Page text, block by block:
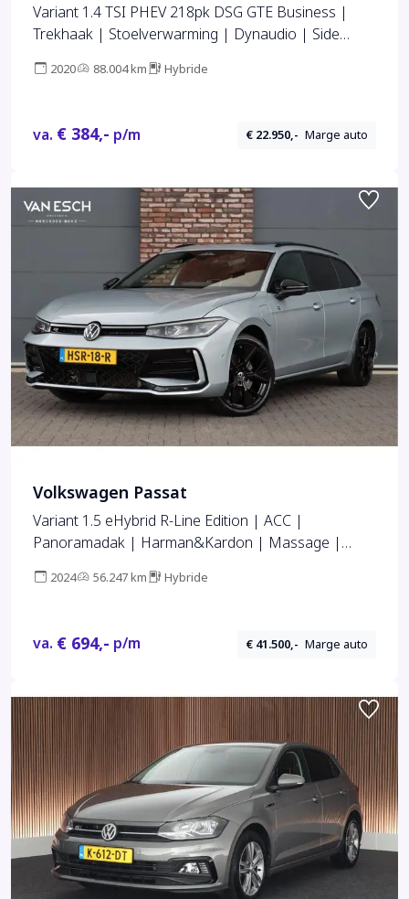
Variant 1.4 TSI PHEV 218pk DSG GTE Business |
Trekhaak | Stoelverwarming | Dynaudio | Side
2020 88.004 km Hybride
va. € 384,- p/m € 22.950,- Marge auto
Volkswagen Passat
Variant 1.5 eHybrid R-Line Edition | ACC |
Panoramadak | Harman&Kardon | Massage |
Zonnerollo's |
2024 56.247 km Hybride
va. € 694,- p/m € 41.500,- Marge auto